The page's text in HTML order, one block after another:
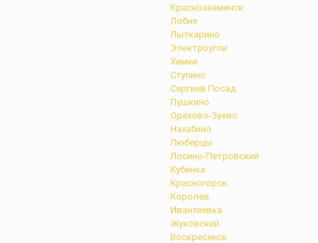
Краснознаменск
Лобня
Лыткарино
Электроугли
Химки
Ступино
Сергиев Посад
Пушкино
Орехово-Зуево
Нахабино
Люберцы
Лосино-Петровский
Кубинка
Красногорск
Королев
Ивантеевка
Жуковский
Воскресенск